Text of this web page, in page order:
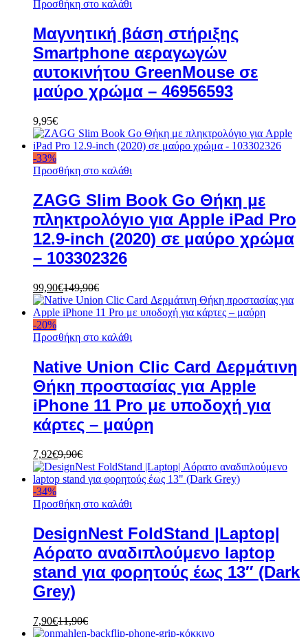
Προσθήκη στο καλάθι
Μαγνητική βάση στήριξης
Smartphone αεραγωγών
αυτοκινήτου GreenMouse σε
μαύρο χρώμα – 46956593
9,95€
-33%
Προσθήκη στο καλάθι
ZAGG Slim Book Go Θήκη με
πληκτρολόγιο για Apple iPad Pro
12.9-inch (2020) σε μαύρο χρώμα
– 103302326
99,90€149,90€
-20%
Προσθήκη στο καλάθι
Native Union Clic Card Δερμάτινη
Θήκη προστασίας για Apple
iPhone 11 Pro με υποδοχή για
κάρτες – μαύρη
7,92€9,90€
-34%
Προσθήκη στο καλάθι
DesignNest FoldStand |Laptop|
Αόρατο αναδιπλούμενο laptop
stand για φορητούς έως 13″ (Dark
Grey)
7,90€11,90€